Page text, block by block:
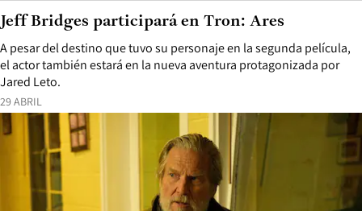
29 ABRIL
A pesar del destino que tuvo su personaje en la segunda película,
el actor también estará en la nueva aventura protagonizada por
Jared Leto.
Jeff Bridges participará en Tron: Ares